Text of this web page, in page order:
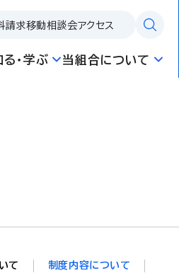
請求移動相談会アクセス
る・学ぶ 当組合について
て
制度内容について